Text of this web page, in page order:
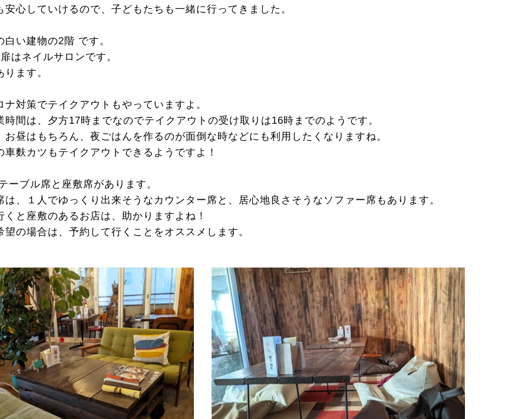
安心していけるので、子どもたちも一緒に行ってきました。
白い建物の2階 です。
はネイルサロンです。
ます。
ナ対策でテイクアウトもやっていますよ。
時間は、夕方17時までなのでテイクアウトの受け取りは16時までのようです。
お昼はもちろん、夜ごはんを作るのが面倒な時などにも利用したくなりますね。
車麩カツもテイクアウトできるようですよ！
ーブル席と座敷席があります。
は、１人でゆっくり出来そうなカウンター席と、居心地良さそうなソファー席もあります。
くと座敷のあるお店は、助かりますよね！
望の場合は、予約して行くことをオススメします。